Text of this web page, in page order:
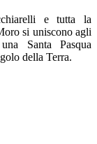
e tutta la
si uniscono agli
Santa Pasqua
della Terra.